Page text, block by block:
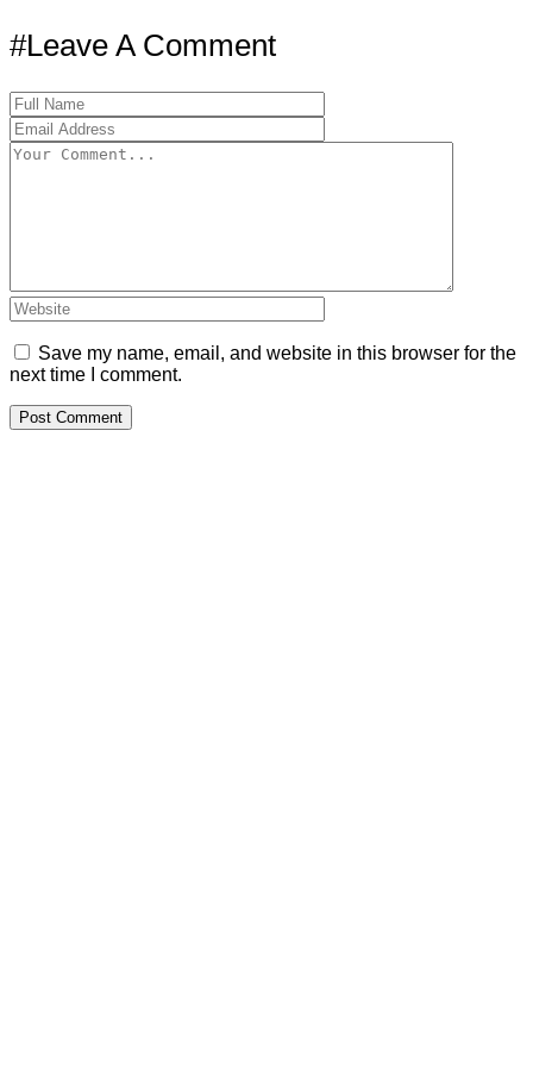
#Leave A Comment
Save my name, email, and website in this browser for the
next time I comment.